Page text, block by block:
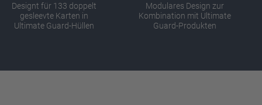
Designt für 133 doppelt
gesleevte Karten in
Ultimate Guard-Hüllen
Modulares Design zur
Kombination mit Ultimate
Guard-Produkten